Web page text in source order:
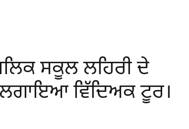
ਸਕੂਲ ਲਹਿਰੀ ਦੇ
ਵਿੱਦਿਅਕ ਟੂਰ।